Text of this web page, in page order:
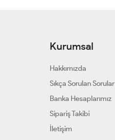
Kurumsal
Hakkımızda
Sıkça Sorulan Sorular
Banka Hesaplarımız
Sipariş Takibi
İletişim